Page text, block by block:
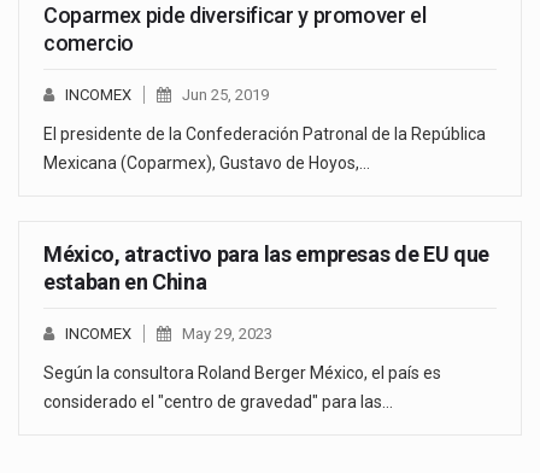
Coparmex pide diversificar y promover el
comercio
INCOMEX Jun 25, 2019
El presidente de la Confederación Patronal de la República
Mexicana (Coparmex), Gustavo de Hoyos,…
México, atractivo para las empresas de EU que
estaban en China
INCOMEX May 29, 2023
Según la consultora Roland Berger México, el país es
considerado el "centro de gravedad" para las…